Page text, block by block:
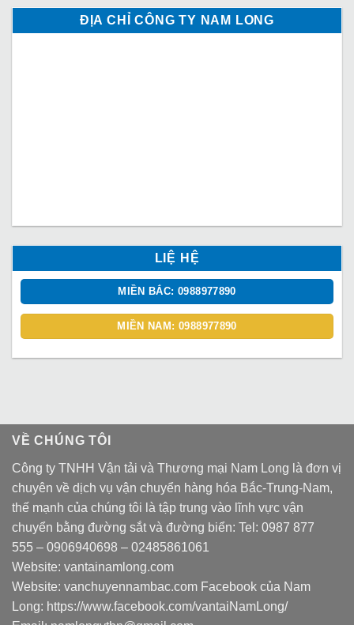
ĐỊA CHỈ CÔNG TY NAM LONG
LIỆ HỆ
MIỀN BẮC: 0988977890
MIỀN NAM: 0988977890
VỀ CHÚNG TÔI
Công ty TNHH Vận tải và Thương mại Nam Long là đơn vị
chuyên về dịch vụ vận chuyển hàng hóa Bắc-Trung-Nam,
thế mạnh của chúng tôi là tập trung vào lĩnh vực vận
chuyển bằng đường sắt và đường biển: Tel: 0987 877
555 – 0906940698 – 02485861061
Website: vantainamlong.com
Website: vanchuyennambac.com Facebook của Nam
Long: https://www.facebook.com/vantaiNamLong/